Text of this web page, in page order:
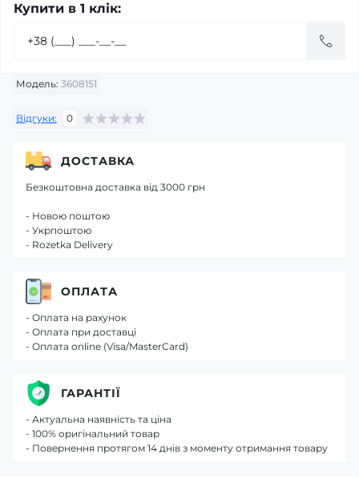
Модель: 3608151
Відгуки: 0
Купити в 1 клік:
ДОСТАВКА
Безкоштовна доставка від 3000 грн
- Новою поштою
- Укрпоштою
- Rozetka Delivery
ОПЛАТА
- Оплата на рахунок
- Оплата при доставці
- Оплата online (Visa/MasterCard)
ГАРАНТІЇ
- Актуальна наявність та ціна
- 100% оригінальний товар
- Повернення протягом 14 днів з моменту отримання товару